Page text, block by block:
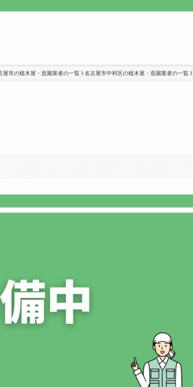
屋市の植木屋・造園業者の一覧 名古屋市中村区の植木屋・造園業者の一覧